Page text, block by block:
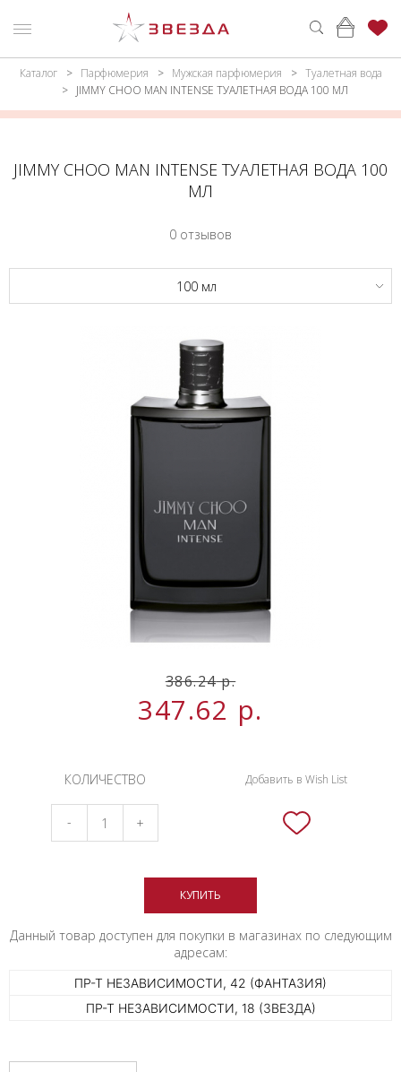
ВОЙТИ
Каталог
МАКИЯЖ
МУЖЧИНАМ
НАБОРЫ
Каталог Парфюмерия Мужская парфюмерия
Туалетная вода
JIMMY CHOO MAN INTENSE ТУАЛЕТНАЯ ВОДА 100 МЛ
JIMMY CHOO MAN INTENSE ТУАЛЕТНАЯ ВОДА 100
МЛ
0 отзывов
100 мл
386.24р.
347.62 р.
КОЛИЧЕСТВО
- +
КУПИТЬ
Добавить в Wish List
Данный товар доступен для покупки в магазинах по следующим
адресам:
ПР-Т НЕЗАВИСИМОСТИ, 42 (ФАНТАЗИЯ)
ПР-Т НЕЗАВИСИМОСТИ, 18 (ЗВЕЗДА)